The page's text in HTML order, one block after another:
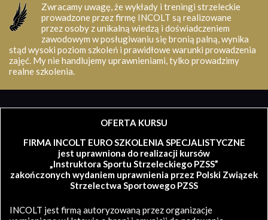
Zwracamy uwagę, że wykłady i treningi strzeleckie
prowadzone przez firmę INCOLT są realizowane
przez osoby z unikalną wiedzą i doświadczeniem
zawodowym w posługiwaniu się bronią palną, wynika
stąd wysoki poziom szkoleń i prawidłowe warunki prowadzenia
zajęć. My nie handlujemy uprawnieniami, tylko prowadzimy
realne szkolenia.
OFERTA KURSU
FIRMA INCOLT EURO SZKOLENIA SPECJALISTYCZNE
jest uprawniona do realizacji kursów
„Instruktora Sportu Strzeleckiego PZSS”
zakończonych wydaniem uprawnienia przez Polski Związek
Strzelectwa Sportowego PZSS
INCOLT jest firmą autoryzowaną przez organizacje